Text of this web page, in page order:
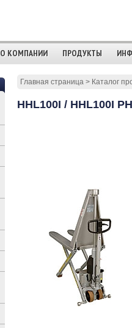
О КОМПАНИИ ПРОДУКТЫ
Главная страница> Каталог
HHL100I / HHL100I PH